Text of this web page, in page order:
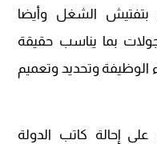
بتفتيش الشغل وأيضا
بما يناسب حقيقة
الوظيفة وتحديد وتعميم
على إحالة كاتب الدولة